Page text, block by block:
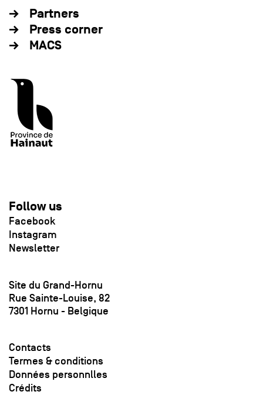
Partners
Press corner
MACS
Follow us
Facebook
Instagram
Newsletter
Site du Grand-Hornu
Rue Sainte-Louise, 82
7301 Hornu - Belgique
Contacts
Termes & conditions
Données personnlles
Crédits